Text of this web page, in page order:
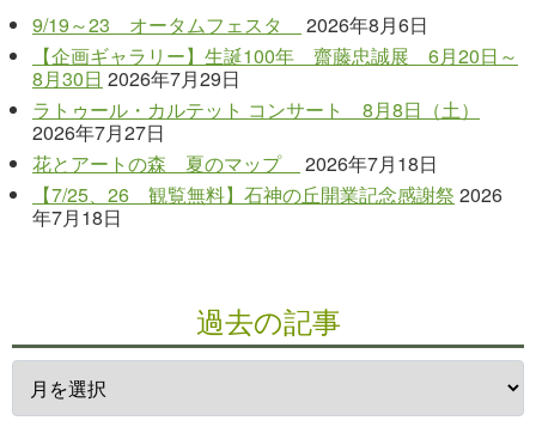
9/19～23 オータムフェスタ
2026年8月6日
【企画ギャラリー】生誕100年 齋藤忠誠展 6月20日～
8月30日 2026年7月29日
ラトゥール・カルテット コンサート 8月8日（土）
2026年7月27日
花とアートの森 夏のマップ
2026年7月18日
【7/25、26 観覧無料】石神の丘開業記念感謝祭 2026
年7月18日
過去の記事